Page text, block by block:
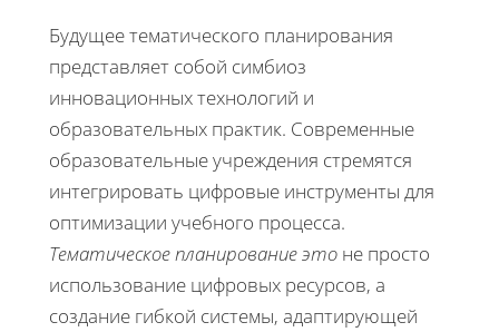
Будущее тематического планирования
представляет собой симбиоз
инновационных технологий и
образовательных практик. Современные
образовательные учреждения стремятся
интегрировать цифровые инструменты для
оптимизации учебного процесса.
Тематическое планирование это не просто
использование цифровых ресурсов, а
создание гибкой системы, адаптирующей